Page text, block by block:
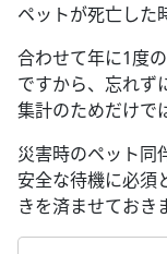
ペットが死亡した
合わせて年に1度
ですから、忘れず
集計のためだけで
災害時のペット同
安全な待機に必須
きを済ませておき